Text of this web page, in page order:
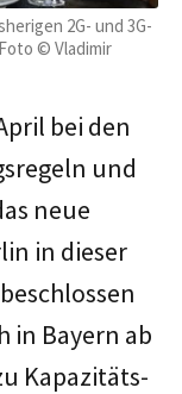
2G- und 3G-
© Vladimir
bei den
und
neue
in dieser
in Bayern ab
Kapazitäts-